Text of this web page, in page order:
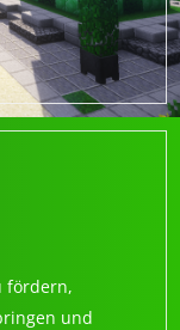
fördern,
und